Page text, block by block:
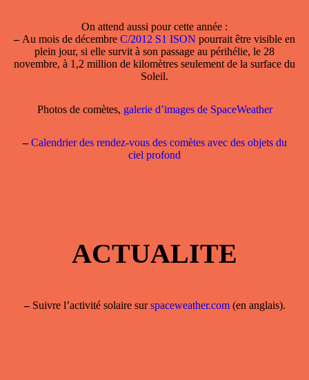
On attend aussi pour cette année :
–Au mois de décembre C/2012 S1 ISON pourrait être visible en
plein jour, si elle survit à son passage au périhélie, le 28
novembre, à 1,2 million de kilomètres seulement de la surface du
Soleil.
Photos de comètes, galerie d’images de SpaceWeather
– Calendrier des rendez-vous des comètes avec des objets du
ciel profond
ACTUALITE
–Suivre l’activité solaire surspaceweather.com(en anglais).